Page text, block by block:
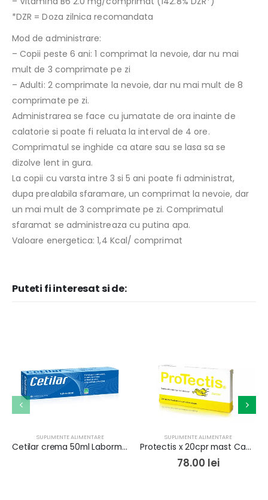
*DZR = Doza zilnica recomandata
Mod de administrare:
– Copii peste 6 ani: 1 comprimat la nevoie, dar nu mai
mult de 3 comprimate pe zi
– Adulti: 2 comprimate la nevoie, dar nu mai mult de 8
comprimate pe zi.
Administrarea se face cu jumatate de ora inainte de
calatorie si poate fi reluata la interval de 4 ore.
Comprimatul se inghide ca atare sau se lasa sa se
dizolve lent in gura.
La copii cu varsta intre 3 si 5 ani poate fi administrat,
dupa prealabila sfaramare, un comprimat la nevoie, dar
un mai mult de 3 comprimate pe zi. Comprimatul
sfaramat se administreaza cu putina apa.
Valoare energetica: 1,4 Kcal/ comprimat
Puteti fi interesat si de:
SUPLIMENTE ALIMENTARE
Cetilar crema 50ml Labormed
SUPLIMENTE ALIMENTARE
Protectis x 20cpr mast Capsuni
78.00 lei